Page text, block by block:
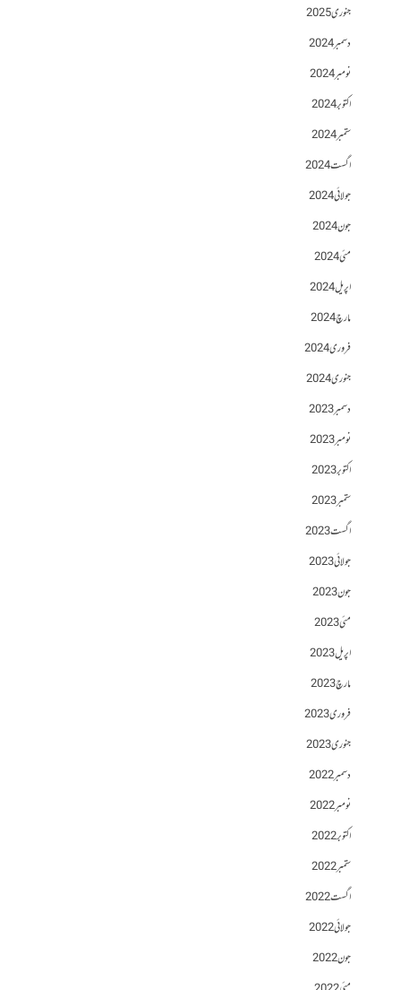
جنوری 2025
دسمبر 2024
نومبر 2024
اکتوبر 2024
ستمبر 2024
اگست 2024
جولائی 2024
جون 2024
مئی 2024
اپریل 2024
مارچ 2024
فروری 2024
جنوری 2024
دسمبر 2023
نومبر 2023
اکتوبر 2023
ستمبر 2023
اگست 2023
جولائی 2023
جون 2023
مئی 2023
اپریل 2023
مارچ 2023
فروری 2023
جنوری 2023
دسمبر 2022
نومبر 2022
اکتوبر 2022
ستمبر 2022
اگست 2022
جولائی 2022
جون 2022